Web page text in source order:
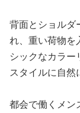
背面とショルダ
れ、重い荷物を
シックなカラ
スタイルに自然
都会で働くメン